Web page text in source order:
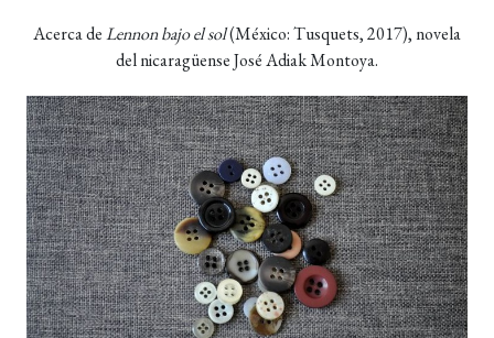
Acerca deLennon bajo el sol(México: Tusquets, 2017), novela
del nicaragüense José Adiak Montoya.